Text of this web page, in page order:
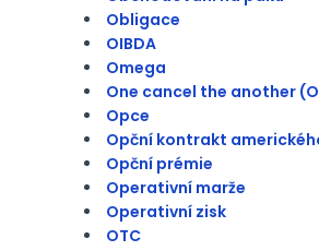
Obligace
OIBDA
Omega
One cancel the another
Opce
Opční kontrakt
Opční prémie
Operativní marže
Operativní zisk
OTC